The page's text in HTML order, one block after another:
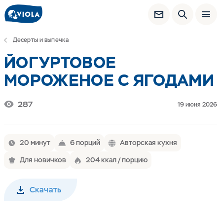
Десерты и выпечка
ЙОГУРТОВОЕ
МОРОЖЕНОЕ С ЯГОДАМИ
287 19 июня 2026
20 минут 6 порций
Авторская кухня
Для новичков
204 ккал / порцию
Скачать